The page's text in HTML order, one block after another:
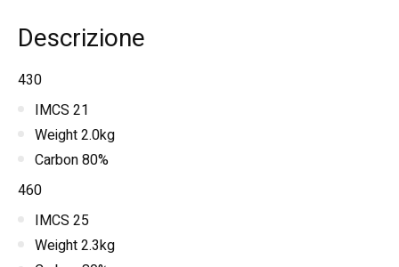
Descrizione
430
IMCS 21
Weight 2.0kg
Carbon 80%
460
IMCS 25
Weight 2.3kg